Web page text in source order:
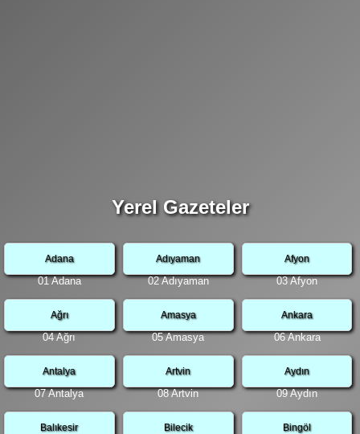
Yerel Gazeteler
Adana
01 Adana
Adıyaman
02 Adıyaman
Afyon
03 Afyon
Ağrı
04 Ağrı
Amasya
05 Amasya
Ankara
06 Ankara
Antalya
07 Antalya
Artvin
08 Artvin
Aydın
09 Aydın
Balıkesir Bilecik Bingöl